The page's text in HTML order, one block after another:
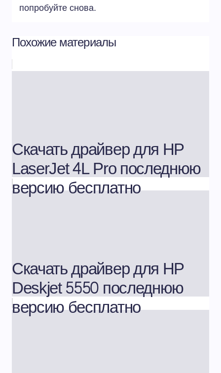
попробуйте снова.
Похожие материалы
Скачать драйвер для HP
LaserJet 4L Pro последнюю
версию бесплатно
Скачать драйвер для HP
Deskjet 5550 последнюю
версию бесплатно